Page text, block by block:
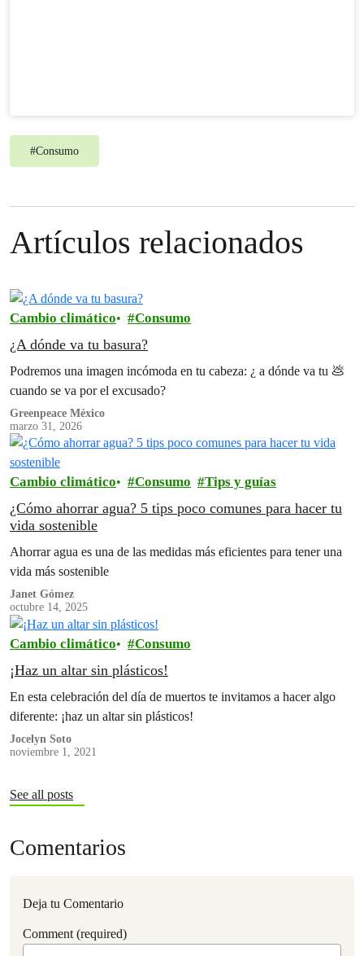
#Consumo
Artículos relacionados
Cambio climático Consumo
¿A dónde va tu basura?
Podremos una imagen incómoda en tu cabeza: ¿ a dónde va tu 💩
cuando se va por el excusado?
Greenpeace México
marzo 31, 2026
Cambio climático Consumo Tips y guías
¿Cómo ahorrar agua? 5 tips poco comunes para hacer tu
vida sostenible
Ahorrar agua es una de las medidas más eficientes para tener una
vida más sostenible
Janet Gómez
octubre 14, 2025
Cambio climático Consumo
¡Haz un altar sin plásticos!
En esta celebración del día de muertos te invitamos a hacer algo
diferente: ¡haz un altar sin plásticos!
Jocelyn Soto
noviembre 1, 2021
See all posts
Comentarios
Deja tu Comentario
Comment (required)